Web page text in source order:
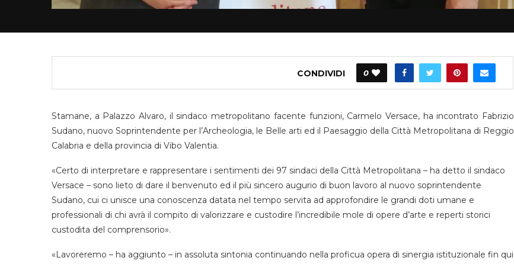
CONDIVIDI 0
Stamane, a Palazzo Alvaro, il sindaco metropolitano facente funzioni, Carmelo Versace, ha incontrato Fabrizio
Sudano, nuovo Soprintendente per l’Archeologia, le Belle arti ed il Paesaggio della Città Metropolitana di Reggio
Calabria e della provincia di Vibo Valentia.
«Certo di interpretare e rappresentare i sentimenti dei 97 sindaci della Città Metropolitana – ha detto il sindaco
Versace – sono lieto di dare il benvenuto ed il più sincero augurio di buon lavoro al nuovo soprintendente
Sudano, cui ci unisce una conoscenza datata nel tempo servita ad approfondire le grandi doti umane e
professionali di chi avrà il compito di valorizzare e custodire l’incredibile mole di opere d’arte e reperti storici
custodita del comprensorio».
«Lavoreremo – ha aggiunto – in assoluta sintonia continuando nella proficua opera di sinergia istituzionale fin qui